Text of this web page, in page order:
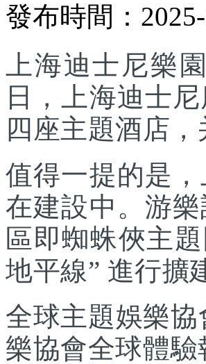
發布時間：
上海迪士尼樂
日，上海迪士
四座主題酒店
值得一提的是
在建設中。游
區即蜘蛛俠主
地平線” 進行擴
全球主題娛樂
樂協會全球體